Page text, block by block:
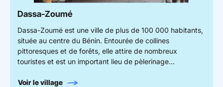
Dassa-Zoumé
Dassa-Zoumé est une ville de plus de 100 000 habitants,
située au centre du Bénin. Entourée de collines
pittoresques et de forêts, elle attire de nombreux
touristes et est un important lieu de pèlerinage
rude épreuve, notamment en matière d’assainissement,
Voir le village